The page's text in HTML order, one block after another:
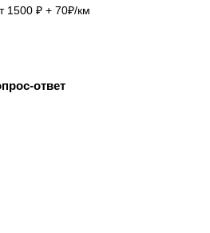
1500 ₽ + 70₽/км
ответ